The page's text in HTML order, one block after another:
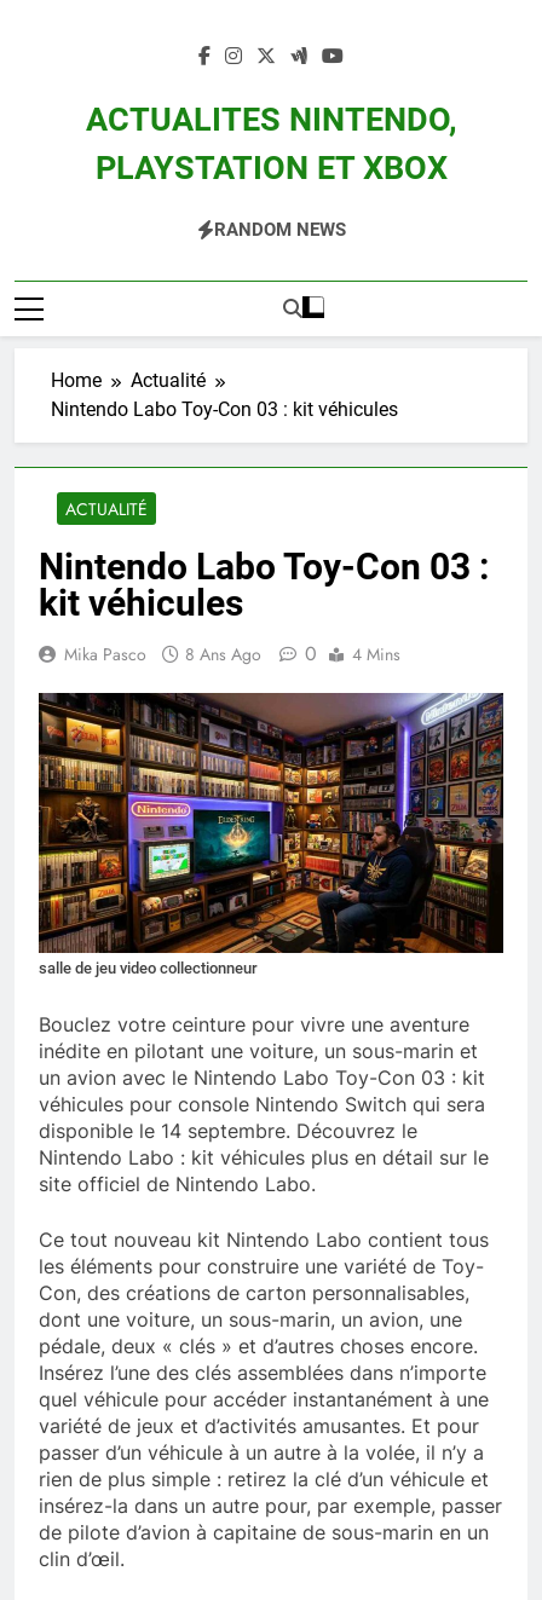
ACTUALITES NINTENDO,
PLAYSTATION ET XBOX
Zelda, Splatoon, Pokemon Entre Autres
RANDOM NEWS
Home
Actualité
Nintendo Labo Toy-Con 03 : kit véhicules
ACTUALITÉ
Nintendo Labo Toy-Con 03 :
kit véhicules
Mika Pasco 8 Ans Ago 0 4 Mins
salle de jeu video collectionneur
Bouclez votre ceinture pour vivre une aventure
inédite en pilotant une voiture, un sous-marin et
un avion avec le Nintendo Labo Toy-Con 03 : kit
véhicules pour console Nintendo Switch qui sera
disponible le 14 septembre. Découvrez le
Nintendo Labo : kit véhicules plus en détail sur le
site officiel de Nintendo Labo.
Ce tout nouveau kit Nintendo Labo contient tous
les éléments pour construire une variété de Toy-
Con, des créations de carton personnalisables,
dont une voiture, un sous-marin, un avion, une
pédale, deux « clés » et d’autres choses encore.
Insérez l’une des clés assemblées dans n’importe
quel véhicule pour accéder instantanément à une
variété de jeux et d’activités amusantes. Et pour
passer d’un véhicule à un autre à la volée, il n’y a
rien de plus simple : retirez la clé d’un véhicule et
insérez-la dans un autre pour, par exemple, passer
de pilote d’avion à capitaine de sous-marin en un
clin d’œil.